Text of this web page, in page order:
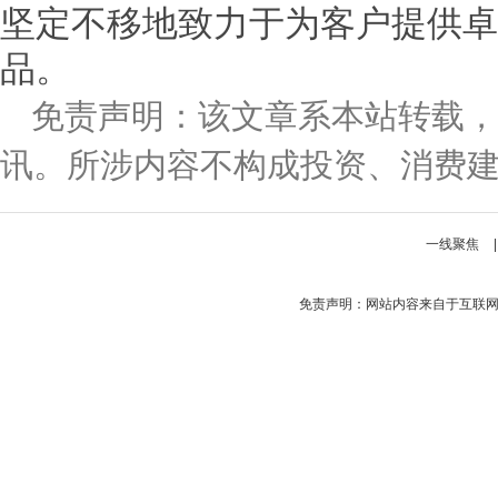
坚定不移地致力于为客户提供
品。
免责声明：该文章系本站转载
讯。所涉内容不构成投资、消费
一线聚焦
免责声明：网站内容来自于互联